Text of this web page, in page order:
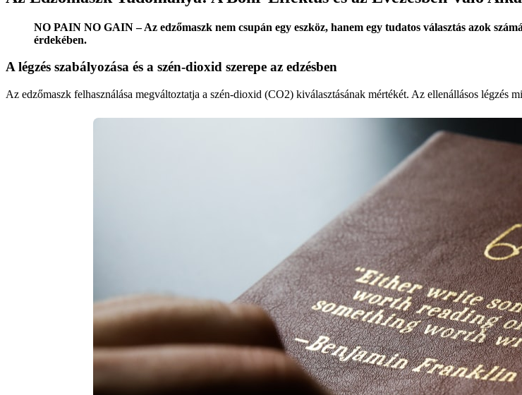
NO PAIN NO GAIN – Az edzőmaszk nem csupán egy eszköz, hanem egy tudatos választás azok
érdekében.
A légzés szabályozása és a szén-dioxid szerepe az edzésben
Az edzőmaszk felhasználása megváltoztatja a szén-dioxid (CO2) kiválasztásának mértékét. Az ellenállásos légzés